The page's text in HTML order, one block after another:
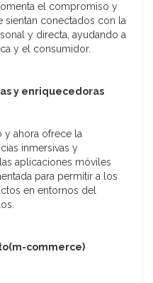
el compromiso y
sientan conectados con la
y directa, ayudando a
y el consumidor.
y enriquecedoras
y ahora ofrece la
inmersivas y
aplicaciones móviles
para permitir a los
en entornos del
commerce)